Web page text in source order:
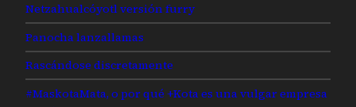
Netzahualcóyotl versión furry
Panocha lanzallamas
Rascándose discretamente
#MaskotaMata, o por qué +Kota es una vulgar empresa